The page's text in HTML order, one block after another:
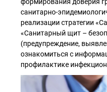
санитарно-
реализации стратегии
«Санитарный щит –
(предупреждение,
ознакомиться с
профилактике